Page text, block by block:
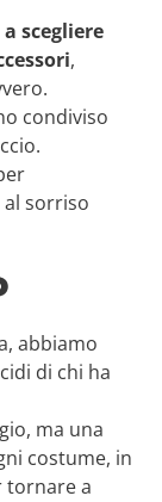
scegliere
,
condiviso
sorriso
abbiamo
di chi ha
ma una
costume, in
tornare a